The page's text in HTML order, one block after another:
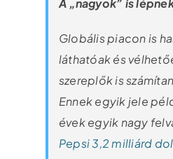
A „nagyok” is
Globális piacon is
láthatóak és
szereplők is
Ennek egyik jele
évek egyik nagy
Pepsi 3,2 milliárd